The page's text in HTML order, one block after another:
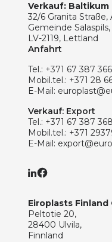
Verkauf: Baltikum
32/6 Granita Straße,
Gemeinde Salaspils,
LV-2119, Lettland
Anfahrt
Tel.: +371 67 387 366
Mobil.tel.: +371 28
E-Mail:
Verkauf: Export
Tel.: +371 67 387 368
Mobil.tel.: +371
E-Mail:
Eiroplasts Finland
Peltotie 20,
28400 Ulvila,
Finnland